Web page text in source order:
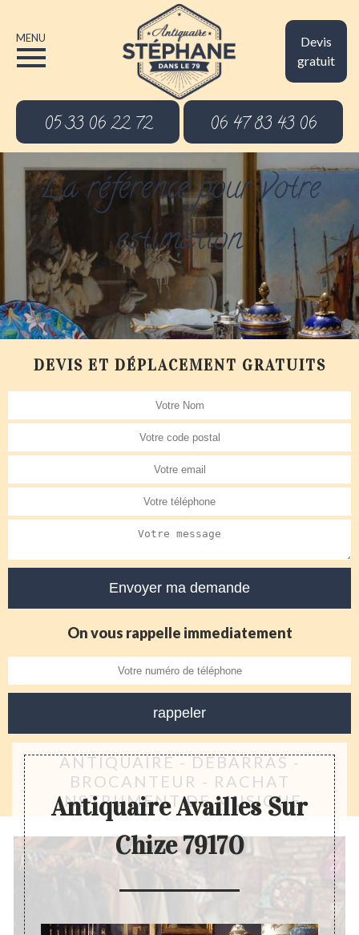
Devis
gratuit
MENU
05 33 06 22 72 06 47 83 43 06
La référence pour votre
estimation
DEVIS ET DÉPLACEMENT GRATUITS
On vous rappelle immediatement
ANTIQUAIRE - DÉBARRAS -
BROCANTEUR - RACHAT
INSTRUMENT DE MUSIQUE
Antiquaire Availles Sur
Chize 79170